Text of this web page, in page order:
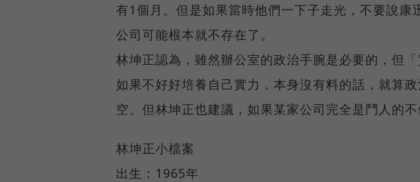
有1個月。但是如果當時他們一下子走光，不要說
公司可能根本就不存在了。
林坤正認為，雖然辦公室的政治手腕是必要的，但
如果不好好培養自己實力，本身沒有料的話，就算
空。但林坤正也建議，如果某家公司完全是鬥人的
林坤正小檔案
出生：1965年